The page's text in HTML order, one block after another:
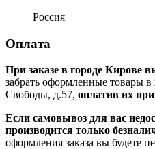
Россия
Оплата
При заказе в городе Кирове
забрать оформленные товары
Свободы, д.57, оплатив их
Если самовывоз для вас
производится только
оформления заказа вы будете